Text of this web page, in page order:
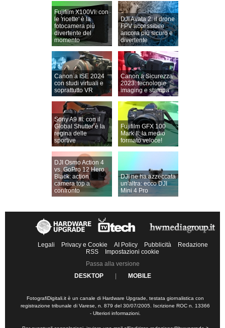
Fujifilm X100VI: con
le 'ricette' è la
fotocamera più
divertente del
momento
DJI Avata 2: il drone
FPV accessibile
ancora più sicuro e
divertente
Canon a ISE 2024
con studi virtuali e
soprattutto VR
Canon a Sicurezza
2023: tecnologie
imaging e stampa
Sony A9 III: con il
Global Shutter è la
regina delle
sportive
Fujifilm GFX 100
Mark II: la medio
formato veloce!
DJI Osmo Action 4
vs. GoPro 12 Hero
Black: action
camera top a
confronto
DJI ne ha azzeccata
un'altra: ecco DJI
Mini 4 Pro
Legali Privacy e Cookie AI Policy Pubblicità
Redazione
RSS
Impostazioni cookie
Passa alla versione
DESKTOP
MOBILE
FotografiDigitali.it è un canale di Hardware Upgrade, testata giornalistica con
registrazione tribunale di Varese, n. 879 del 30/07/2005. Iscrizione ROC n. 13366
- Ulteriori informazioni.